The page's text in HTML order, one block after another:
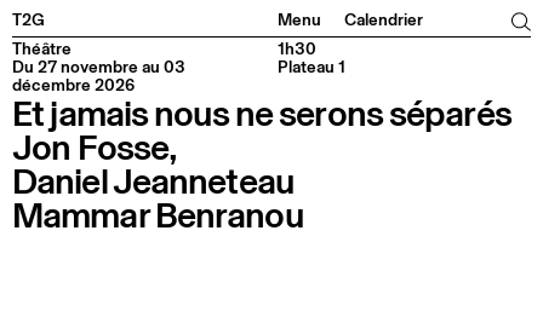
T2G Menu Calendrier
Facebook
Linkedin
Théâtre
Du 27 novembre au 03
décembre 2026
1h30
Plateau 1
Et jamais nous ne serons séparés
Jon Fosse,
Daniel Jeanneteau
Mammar Benranou